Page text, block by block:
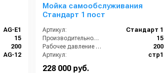
AG-E1
15
200
AG-12
Мойка самообслуживания
Стандарт 1 пост
Артикул:
Стандарт 1
Производительность (л/мин):
15
Рабочее давление (бар):
200
Артикул:
стр1
228 000 руб.